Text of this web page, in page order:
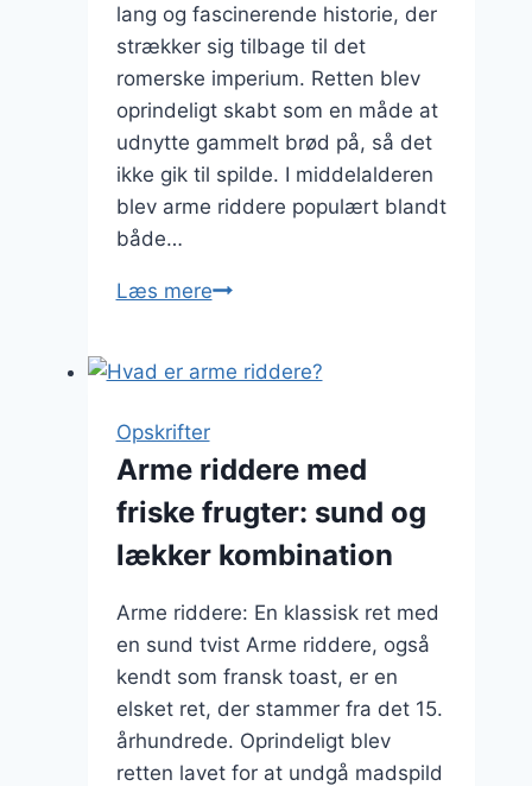
lang og fascinerende historie, der
strækker sig tilbage til det
romerske imperium. Retten blev
oprindeligt skabt som en måde at
udnytte gammelt brød på, så det
ikke gik til spilde. I middelalderen
blev arme riddere populært blandt
både…
Læs mereArme
smør:
tilfredsstillende
Opskrifter
Arme riddere med
friske frugter: sund og
lækker kombination
Arme riddere: En klassisk ret med
en sund tvist Arme riddere, også
kendt som fransk toast, er en
elsket ret, der stammer fra det 15.
århundrede. Oprindeligt blev
retten lavet for at undgå madspild